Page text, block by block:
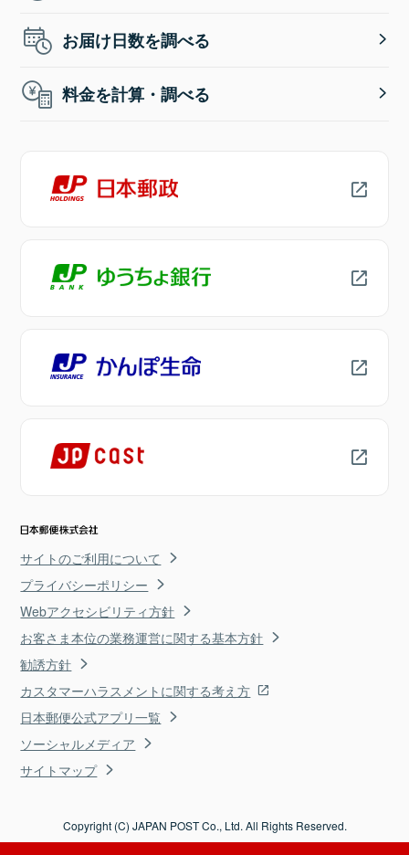
お届け日数を調べる
料金を計算・調べる
サイトのご利用について
プライバシーポリシー
Webアクセシビリティ方針
お客さま本位の業務運営に関する基本方針
勧誘方針
カスタマーハラスメントに関する考え方
日本郵便公式アプリ一覧
ソーシャルメディア
サイトマップ
Copyright (C) JAPAN POST Co., Ltd. All Rights Reserved.